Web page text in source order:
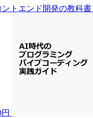
ントエンド開発の教科書